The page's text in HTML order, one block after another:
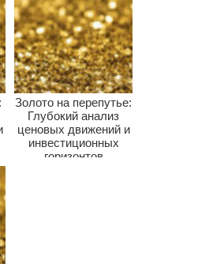
Золото на перепутье:
Глубокий анализ
ценовых движений и
инвестиционных
горизонтов